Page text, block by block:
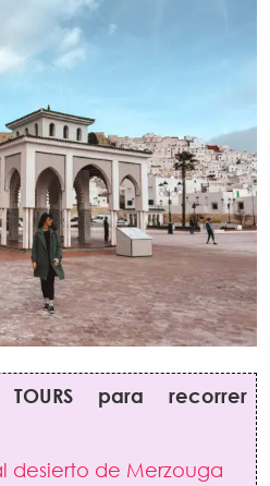
TOURS para recorrer
desierto de Merzouga